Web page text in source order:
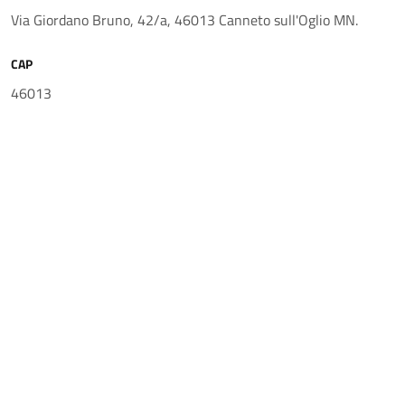
Via Giordano Bruno, 42/a, 46013 Canneto sull'Oglio MN.
CAP
46013